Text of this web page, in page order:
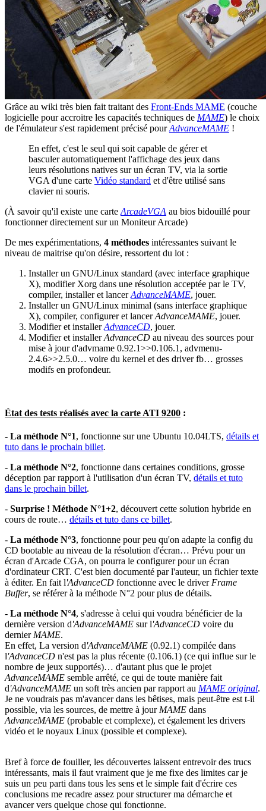
Grâce au wiki très bien fait traitant des Front-Ends MAME (couche
logicielle pour accroitre les capacités techniques de MAME) le choix
de l'émulateur s'est rapidement précisé pourAdvanceMAME !
En effet, c'est le seul qui soit capable de gérer et
basculer automatiquement l'affichage des jeux dans
leurs résolutions natives sur un écran TV, via la sortie
VGA d'une carte Vidéo standard et d'être utilisé sans
clavier ni souris.
(À savoir qu'il existe une carte ArcadeVGA au bios bidouillé pour
fonctionner directement sur un Moniteur Arcade)
De mes expérimentations, 4 méthodes intéressantes suivant le
niveau de maitrise qu'on désire, ressortent du lot :
Installer un GNU/Linux standard (avec interface graphique
X), modifier Xorg dans une résolution acceptée par le TV,
compiler, installer et lancerAdvanceMAME, jouer.
Installer un GNU/Linux minimal (sans interface graphique
X), compiler, configurer et lancerAdvanceMAME, jouer.
Modifier et installerAdvanceCD, jouer.
Modifier et installerAdvanceCD au niveau des sources pour
mise à jour d'advmame 0.92.1>>0.106.1, advmenu-
2.4.6>>2.5.0… voire du kernel et des driver fb… grosses
modifs en profondeur.
État des tests réalisés avec la carte ATI 9200 :
- La méthode N°1, fonctionne sur une Ubuntu 10.04LTS, détails et
tuto dans le prochain billet.
- La méthode N°2, fonctionne dans certaines conditions, grosse
déception par rapport à l'utilisation d'un écran TV, détails et tuto
dans le prochain billet.
- Surprise ! Méthode N°1+2, découvert cette solution hybride en
cours de route… détails et tuto dans ce billet.
- La méthode N°3, fonctionne pour peu qu'on adapte la config du
CD bootable au niveau de la résolution d'écran… Prévu pour un
écran d'Arcade CGA, on pourra le configurer pour un écran
d'ordinateur CRT. C'est bien documenté par l'auteur, un fichier texte
à éditer. En fait l'AdvanceCD fonctionne avec le driverFrame
Buffer, se référer à la méthode N°2 pour plus de détails.
- La méthode N°4, s'adresse à celui qui voudra bénéficier de la
dernière version d'AdvanceMAME sur l'AdvanceCD voire du
dernier MAME.
En effet, La version d'AdvanceMAME (0.92.1) compilée dans
l'AdvanceCD n'est pas la plus récente (0.106.1) (ce qui influe sur le
nombre de jeux supportés)… d'autant plus que le projet
AdvanceMAME semble arrêté, ce qui de toute manière fait
d'AdvanceMAME un soft très ancien par rapport au MAME original.
Je ne voudrais pas m'avancer dans les bêtises, mais peut-être est t-il
possible, via les sources, de mettre à jour MAME dans
AdvanceMAME (probable et complexe), et également les drivers
vidéo et le noyaux Linux (possible et complexe).
Bref à force de fouiller, les découvertes laissent entrevoir des trucs
intéressants, mais il faut vraiment que je me fixe des limites car je
suis un peu parti dans tous les sens et le simple fait d'écrire ces
conclusions me recadre assez pour structurer ma démarche et
avancer vers quelque chose qui fonctionne.